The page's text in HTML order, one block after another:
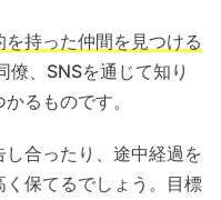
持った仲間を見つける
僚、SNSを通じて知り
るものです。
合ったり、途中経過を
保てるでしょう。目標